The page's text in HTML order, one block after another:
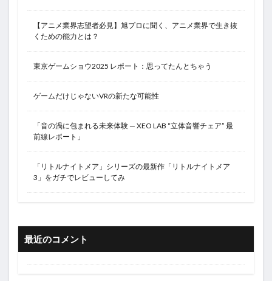
【アニメ業界志望者必見】旭プロに聞く、アニメ業界で生き抜
くための能力とは？
東京ゲームショウ2025 レポート：思ってたんとちゃう
ゲームだけじゃないVRの新たな可能性
「音の渦に包まれる未来体験 — XEO LAB “立体音響チェア” 最
前線レポート」
「リトルナイトメア」シリーズの最新作「リトルナイトメア
3」をガチでレビューしてみ
最近のコメント